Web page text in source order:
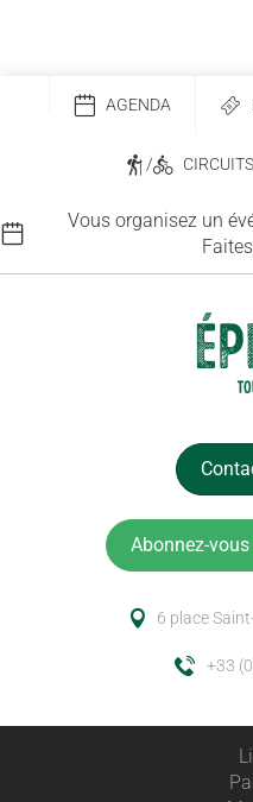
AGENDA
/ CIRCUITS
Vous organisez un
Abonnez-
6 place
+33